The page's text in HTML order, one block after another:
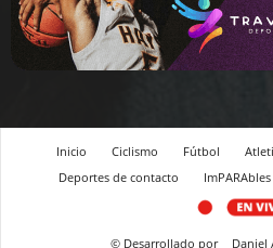
Inicio Ciclismo Fútbol
Deportes de contacto
ImPARAbles
© Desarrollado por Daniel